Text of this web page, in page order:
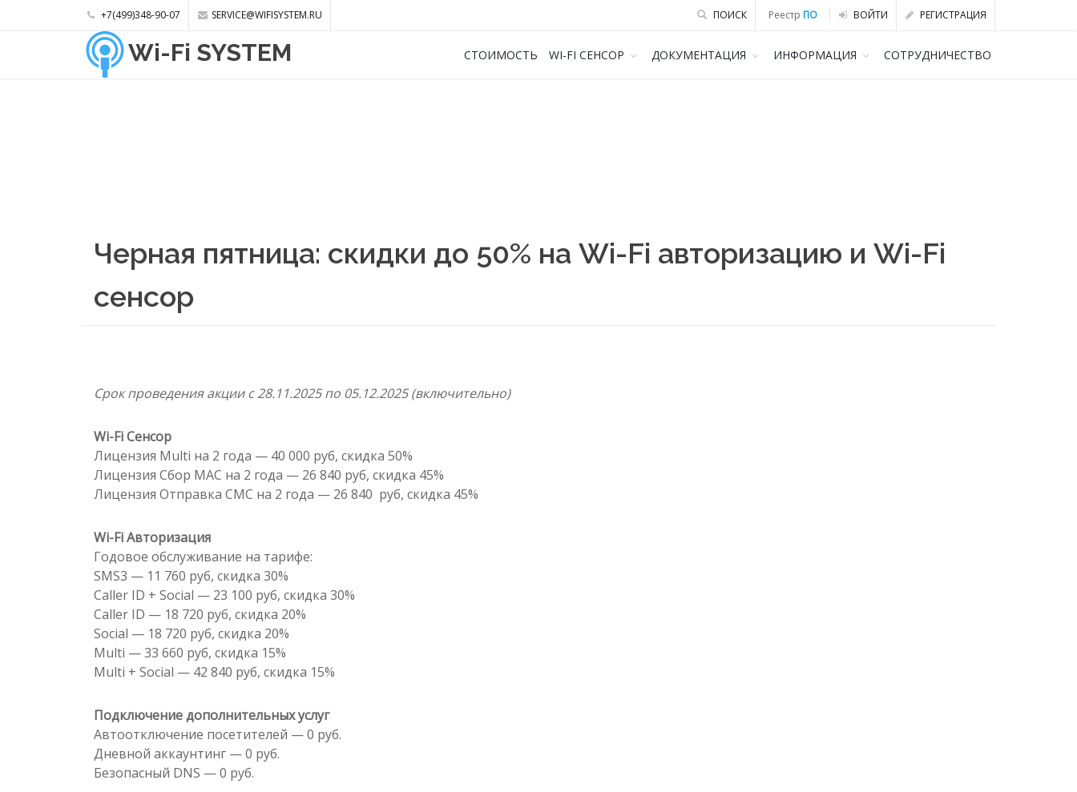
+7(499)348-90-07 SERVICE@WIFISYSTEM.RU ПОИСК Реестр ПО ВОЙТИ РЕГИСТРАЦИЯ
Wi-Fi SYSTEM СТОИМОСТЬ WI-FI СЕНСОР ДОКУМЕНТАЦИЯ ИНФОРМАЦИЯ СОТРУДНИЧЕСТВО
Черная пятница: скидки до 50% на Wi-Fi авторизацию и Wi-Fi
сенсор
Срок проведения акции с 28.11.2025 по 05.12.2025 (включительно)
Wi-Fi Сенсор
Лицензия Multi на 2 года — 40 000 руб, скидка 50%
Лицензия Cбор MAC на 2 года — 26 840 руб, скидка 45%
Лицензия Отправка СМС на 2 года — 26 840 руб, скидка 45%
Wi-Fi Авторизация
Годовое обслуживание на тарифе:
SMS3 — 11 760 руб, скидка 30%
Caller ID + Social — 23 100 руб, скидка 30%
Caller ID — 18 720 руб, скидка 20%
Social — 18 720 руб, скидка 20%
Multi — 33 660 руб, скидка 15%
Multi + Social — 42 840 руб, скидка 15%
Подключение дополнительных услуг
Автоотключение посетителей — 0 руб.
Дневной аккаунтинг — 0 руб.
Безопасный DNS — 0 руб.